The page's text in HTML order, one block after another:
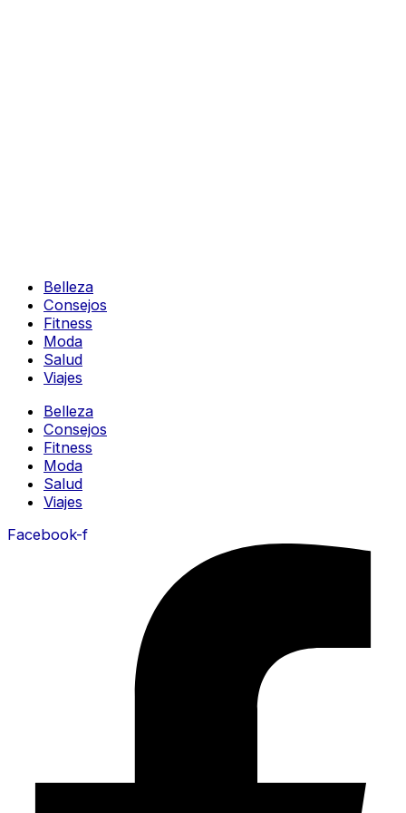
Belleza
Consejos
Fitness
Moda
Salud
Viajes
Belleza
Consejos
Fitness
Moda
Salud
Viajes
Facebook-f